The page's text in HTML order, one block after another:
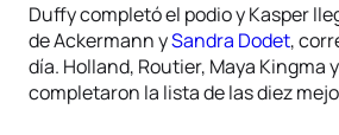
Duffy completó el podio y Kasper
de Ackermann ySandra Dodet,
día. Holland, Routier, Maya Kingma
completaron la lista de las diez